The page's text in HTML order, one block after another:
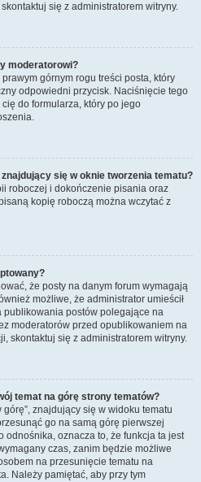
się z administratorem witryny.
moderatorowi?
górnym rogu treści posta, który
odpowiedni przycisk. Naciśnięcie tego
do formularza, który po jego
się w oknie tworzenia tematu?
roboczej i dokończenie pisania oraz
kopię roboczą można wczytać z
że posty na danym forum wymagają
możliwe, że administrator umieścił
publikowania postów polegające na
moderatorów przed opublikowaniem na
skontaktuj się z administratorem witryny.
temat na górę strony tematów?
znajdujący się w widoku tematu
go na samą górę pierwszej
odnośnika, oznacza to, że funkcja ta jest
czas, zanim będzie możliwe
na przesunięcie tematu na
Należy pamiętać, aby przy tym